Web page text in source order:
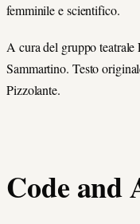
femminile e scientifico.
A cura del gruppo
Sammartino. Testo
Pizzolante.
Code and